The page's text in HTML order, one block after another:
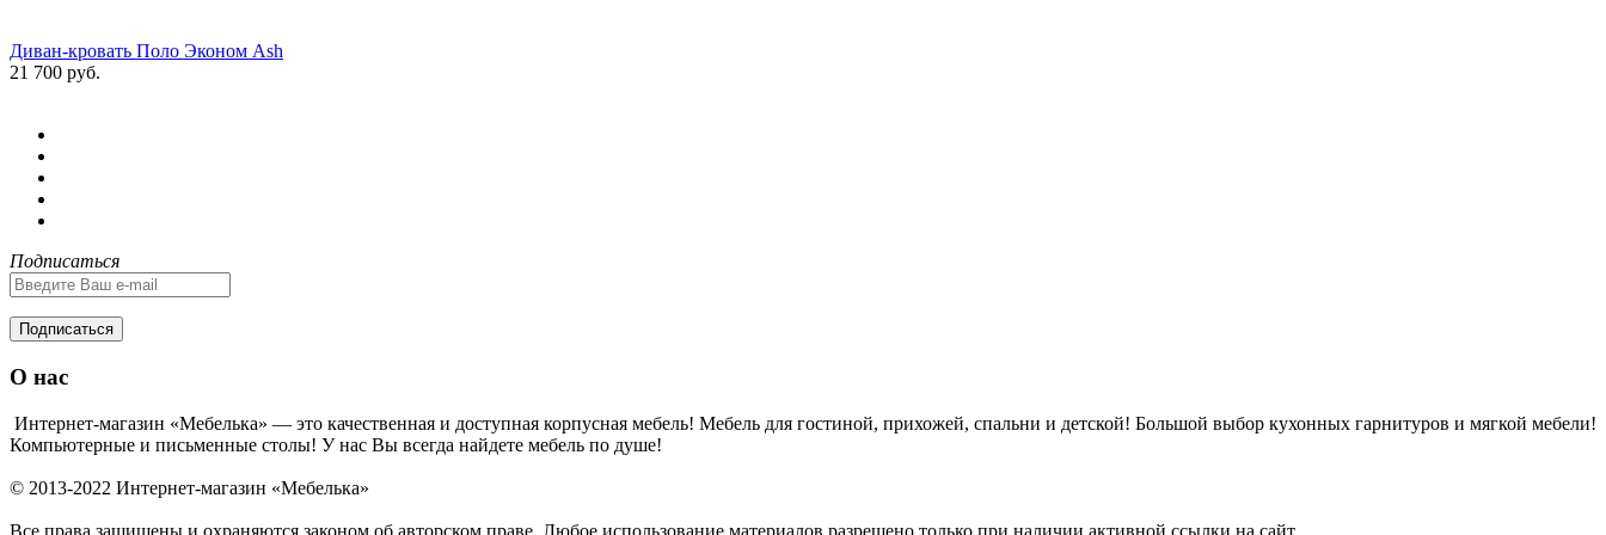
Диван-кровать Поло Эконом Ash
21 700 руб.
Подписаться
Подписаться
О нас
Интернет-магазин «Мебелька» — это качественная и доступная корпусная мебель! Мебель для гостиной, прихожей, спальни и детской! Большой выбор кухонных гарнитуров и мягкой мебели!
Компьютерные и письменные столы! У нас Вы всегда найдете мебель по душе!
© 2013-2022 Интернет-магазин «Мебелька»
Все права защищены и охраняются законом об авторском праве. Любое использование материалов разрешено только при наличии активной ссылки на сайт.